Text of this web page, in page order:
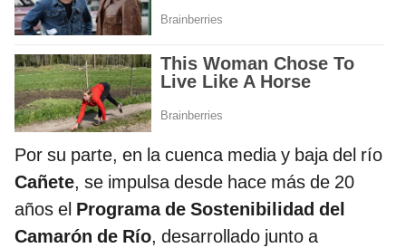
Por su parte, en la cuenca media y baja del río
Cañete, se impulsa desde hace más de 20
años el Programa de Sostenibilidad del
Camarón de Río, desarrollado junto a